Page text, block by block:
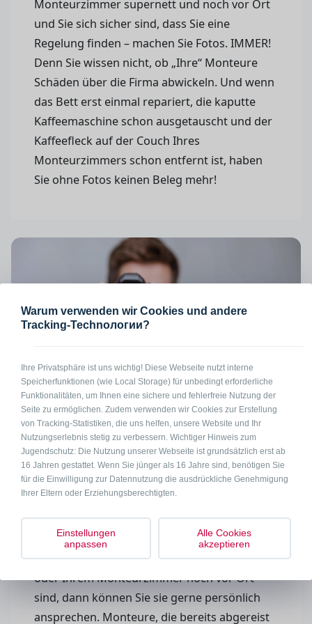
Monteurzimmer supernett und noch vor Ort
und Sie sich sicher sind, dass Sie eine
Regelung finden – machen Sie Fotos. IMMER!
Denn Sie wissen nicht, ob „Ihre“ Monteure
Schäden über die Firma abwickeln. Und wenn
das Bett erst einmal repariert, die kaputte
Kaffeemaschine schon ausgetauscht und der
Kaffeefleck auf der Couch Ihres
Monteurzimmers schon entfernt ist, haben
Sie ohne Fotos keinen Beleg mehr!
Monteurzimmer sprechen
Wenn die Gäste in Ihrer Monteurwohnung
oder Ihrem Monteurzimmer noch vor Ort
sind, dann können Sie sie gerne persönlich
ansprechen. Monteure, die bereits abgereist
Warum verwenden wir Cookies und andere
Tracking-Technологии?
Ihre Privatsphäre ist uns wichtig! Diese Webseite nutzt interne
Speicherfunktionen (wie Local Storage) für unbedingt erforderliche
Funktionalitäten, um Ihnen eine sichere und fehlerfreie Nutzung der
Seite zu ermöglichen. Zudem verwenden wir Cookies zur Erstellung
von Tracking-Statistiken, die uns helfen, unsere Website und Ihr
Nutzungserlebnis stetig zu verbessern. Wichtiger Hinweis zum
Jugendschutz: Die Nutzung unserer Webseite ist grundsätzlich erst ab
16 Jahren gestattet. Wenn Sie jünger als 16 Jahre sind, benötigen Sie
für die Einwilligung zur Datennutzung die ausdrückliche Genehmigung
Ihrer Eltern oder Erziehungsberechtigten.
Einstellungen
anpassen
Alle Cookies
akzeptieren